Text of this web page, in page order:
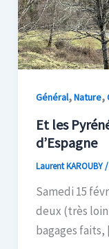
Général,Nature,
Et les
d’Espagne
Laurent KAROUBY/
Samedi 15
deux (très loin
bagages